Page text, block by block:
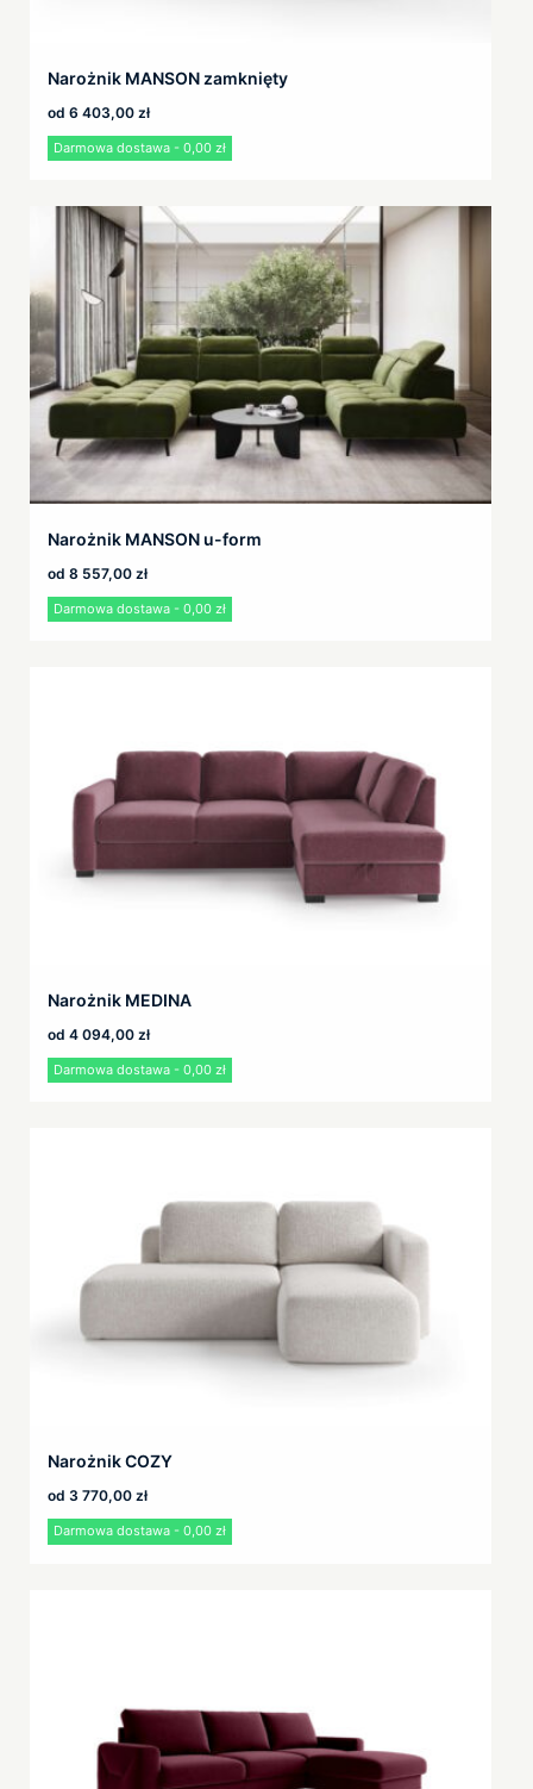
Narożnik MANSON zamknięty
od 6 403,00 zł
Darmowa dostawa - 0,00 zł
Narożnik MANSON u-form
od 8 557,00 zł
Darmowa dostawa - 0,00 zł
Narożnik MEDINA
od 4 094,00 zł
Darmowa dostawa - 0,00 zł
Narożnik COZY
od 3 770,00 zł
Darmowa dostawa - 0,00 zł